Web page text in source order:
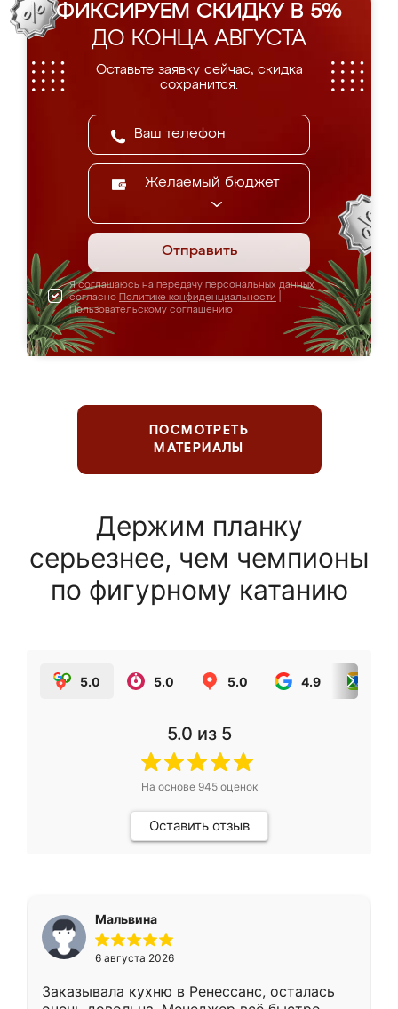
ФИКСИРУЕМ СКИДКУ В 5%
ДО КОНЦА АВГУСТА
Оставьте заявку сейчас, скидка
сохранится.
Желаемый бюджет
Отправить
Я соглашаюсь на передачу персональных данных
согласно Политике конфиденциальности
Пользовательскому соглашению
ПОСМОТРЕТЬ
МАТЕРИАЛЫ
Держим планку
серьезнее, чем чемпионы
по фигурному катанию
5.0 5.0 5.0 4.9
5.0 из 5
На основе 945оценок
Оставить отзыв
Мальвина
6 августа 2026
Заказывала кухню в Ренессанс, осталась